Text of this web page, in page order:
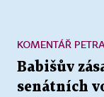
Babišův
senátních
KOMENTÁŘ